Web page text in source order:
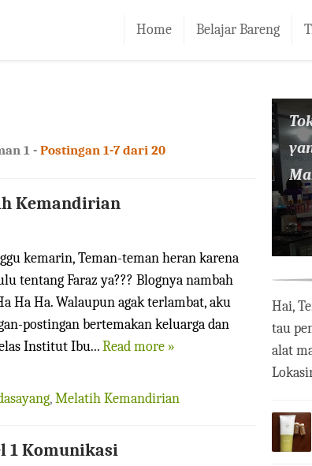
Home
Belajar Bareng
1 - Postingan 1-7 dari 20
Kemandirian
kemarin, Teman-teman heran karena
tentang Faraz ya??? Blognya nambah
Ha Ha. Walaupun agak terlambat, aku
postingan bertemakan keluarga dan
Institut Ibu...Read more »
,Melatih Kemandirian
1 Komunikasi
Hai,
tau
alat